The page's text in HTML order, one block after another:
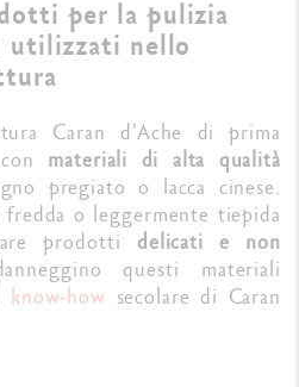
per la pulizia
utilizzati nello
Caran d'Ache di prima
materiali di alta qualità
pregiato o lacca cinese.
o leggermente tiepida
prodotti delicati e non
questi materiali
know-how secolare di Caran